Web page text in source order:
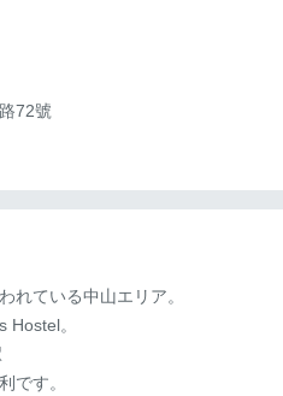
72號
れている中山エリア。
Hostel。
です。